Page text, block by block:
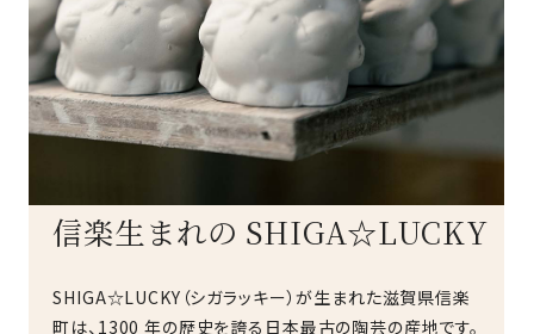
信楽生まれの SHIGA☆LUCKY
SHIGA☆LUCKY（シガラッキー）が生まれた滋賀県信楽
町は、1300 年の歴史を誇る日本最古の陶芸の産地です。